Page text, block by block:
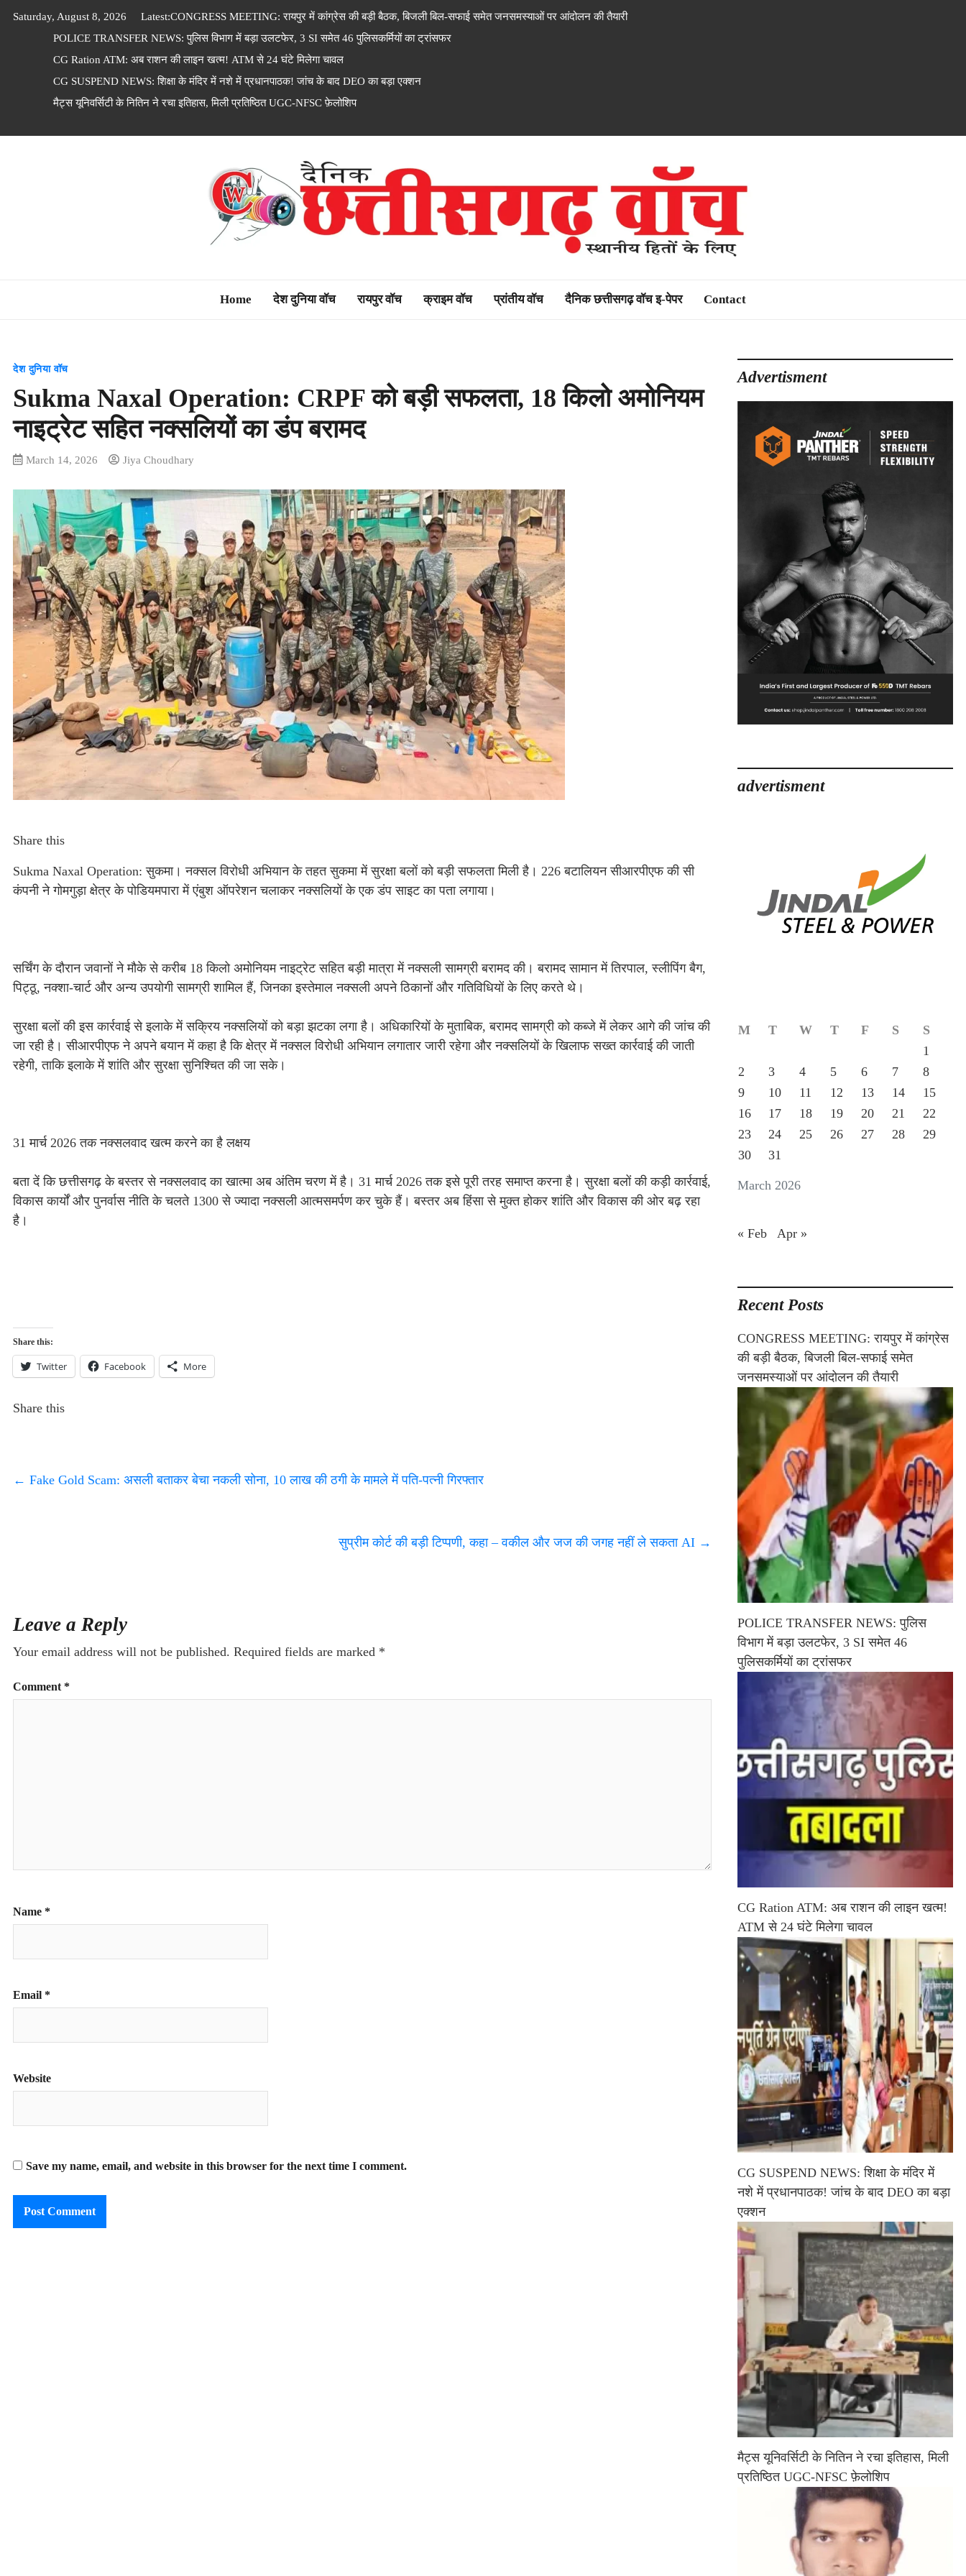
Saturday, August 8, 2026 Latest:CONGRESS MEETING: रायपुर में कांग्रेस की बड़ी बैठक, बिजली बिल-सफाई समेत जनसमस्याओं पर आंदोलन की तैयारी
POLICE TRANSFER NEWS: पुलिस विभाग में बड़ा उलटफेर, 3 SI समेत 46 पुलिसकर्मियों का ट्रांसफर
CG Ration ATM: अब राशन की लाइन खत्म! ATM से 24 घंटे मिलेगा चावल
CG SUSPEND NEWS: शिक्षा के मंदिर में नशे में प्रधानपाठक! जांच के बाद DEO का बड़ा एक्शन
मैट्स यूनिवर्सिटी के नितिन ने रचा इतिहास, मिली प्रतिष्ठित UGC-NFSC फ़ेलोशिप
Dainik Chhattisgarh watch
Home देश दुनिया वॉच रायपुर वॉच क्राइम वॉच प्रांतीय वॉच दैनिक छत्तीसगढ़ वॉच इ-पेपर Contact
देश दुनिया वॉच
Sukma Naxal Operation: CRPF को बड़ी सफलता, 18 किलो अमोनियम
नाइट्रेट सहित नक्सलियों का डंप बरामद
March 14, 2026 Jiya Choudhary
Share this
Sukma Naxal Operation: सुकमा। नक्सल विरोधी अभियान के तहत सुकमा में सुरक्षा बलों को बड़ी सफलता मिली है। 226 बटालियन सीआरपीएफ की सी
कंपनी ने गोमगुड़ा क्षेत्र के पोडियमपारा में एंबुश ऑपरेशन चलाकर नक्सलियों के एक डंप साइट का पता लगाया।
सर्चिंग के दौरान जवानों ने मौके से करीब 18 किलो अमोनियम नाइट्रेट सहित बड़ी मात्रा में नक्सली सामग्री बरामद की। बरामद सामान में तिरपाल, स्लीपिंग बैग,
पिट्ठू, नक्शा-चार्ट और अन्य उपयोगी सामग्री शामिल हैं, जिनका इस्तेमाल नक्सली अपने ठिकानों और गतिविधियों के लिए करते थे।
सुरक्षा बलों की इस कार्रवाई से इलाके में सक्रिय नक्सलियों को बड़ा झटका लगा है। अधिकारियों के मुताबिक, बरामद सामग्री को कब्जे में लेकर आगे की जांच की
जा रही है। सीआरपीएफ ने अपने बयान में कहा है कि क्षेत्र में नक्सल विरोधी अभियान लगातार जारी रहेगा और नक्सलियों के खिलाफ सख्त कार्रवाई की जाती
रहेगी, ताकि इलाके में शांति और सुरक्षा सुनिश्चित की जा सके।
31 मार्च 2026 तक नक्सलवाद खत्म करने का है लक्षय
बता दें कि छत्तीसगढ़ के बस्तर से नक्सलवाद का खात्मा अब अंतिम चरण में है। 31 मार्च 2026 तक इसे पूरी तरह समाप्त करना है। सुरक्षा बलों की कड़ी कार्रवाई,
विकास कार्यों और पुनर्वास नीति के चलते 1300 से ज्यादा नक्सली आत्मसमर्पण कर चुके हैं। बस्तर अब हिंसा से मुक्त होकर शांति और विकास की ओर बढ़ रहा
है।
Share this:
Twitter Facebook More
Share this
← Fake Gold Scam: असली बताकर बेचा नकली सोना, 10 लाख की ठगी के मामले में पति-पत्नी गिरफ्तार
सुप्रीम कोर्ट की बड़ी टिप्पणी, कहा – वकील और जज की जगह नहीं ले सकता AI →
Leave a Reply
Your email address will not be published. Required fields are marked *
Comment *
Name *
Email *
Website
Save my name, email, and website in this browser for the next time I comment.
Advertisment
advertisment
March 2026
M T W T F S
S
1
2
3 4 5 6 7
8
9
10 11 12 13 14
15
16
17 18 19 20 21
22
23
24 25 26 27 28
29
30
31
« Feb Apr »
Recent Posts
CONGRESS MEETING: रायपुर में कांग्रेस
की बड़ी बैठक, बिजली बिल-सफाई समेत
जनसमस्याओं पर आंदोलन की तैयारी
POLICE TRANSFER NEWS: पुलिस
विभाग में बड़ा उलटफेर, 3 SI समेत 46
पुलिसकर्मियों का ट्रांसफर
CG Ration ATM: अब राशन की लाइन खत्म!
ATM से 24 घंटे मिलेगा चावल
CG SUSPEND NEWS: शिक्षा के मंदिर में
नशे में प्रधानपाठक! जांच के बाद DEO का बड़ा
एक्शन
मैट्स यूनिवर्सिटी के नितिन ने रचा इतिहास, मिली
प्रतिष्ठित UGC-NFSC फ़ेलोशिप